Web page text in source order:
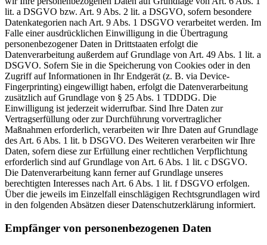
lit. a DSGVO bzw. Art. 9 Abs. 2 lit. a DSGVO, sofern besondere
Datenkategorien nach Art. 9 Abs. 1 DSGVO verarbeitet werden. Im
Falle einer ausdrücklichen Einwilligung in die Übertragung
personenbezogener Daten in Drittstaaten erfolgt die
Datenverarbeitung außerdem auf Grundlage von Art. 49 Abs. 1 lit. a
DSGVO. Sofern Sie in die Speicherung von Cookies oder in den
Zugriff auf Informationen in Ihr Endgerät (z. B. via Device-
Fingerprinting) eingewilligt haben, erfolgt die Datenverarbeitung
zusätzlich auf Grundlage von § 25 Abs. 1 TDDDG. Die
Einwilligung ist jederzeit widerrufbar. Sind Ihre Daten zur
Vertragserfüllung oder zur Durchführung vorvertraglicher
Maßnahmen erforderlich, verarbeiten wir Ihre Daten auf Grundlage
des Art. 6 Abs. 1 lit. b DSGVO. Des Weiteren verarbeiten wir Ihre
Daten, sofern diese zur Erfüllung einer rechtlichen Verpflichtung
erforderlich sind auf Grundlage von Art. 6 Abs. 1 lit. c DSGVO.
Die Datenverarbeitung kann ferner auf Grundlage unseres
berechtigten Interesses nach Art. 6 Abs. 1 lit. f DSGVO erfolgen.
Über die jeweils im Einzelfall einschlägigen Rechtsgrundlagen wird
in den folgenden Absätzen dieser Datenschutzerklärung informiert.
Empfänger von personenbezogenen Daten